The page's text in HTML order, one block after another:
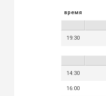
время
19:30
14:30
16:00